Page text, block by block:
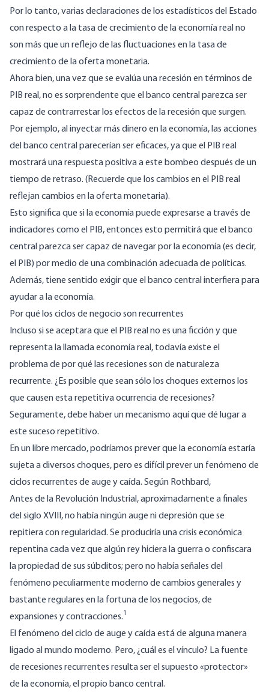
Por lo tanto, varias declaraciones de los estadísticos del Estado
con respecto a la tasa de crecimiento de la economía real no
son más que un reflejo de las fluctuaciones en la tasa de
crecimiento de la oferta monetaria.
Ahora bien, una vez que se evalúa una recesión en términos de
PIB real, no es sorprendente que el banco central parezca ser
capaz de contrarrestar los efectos de la recesión que surgen.
Por ejemplo, al inyectar más dinero en la economía, las acciones
del banco central parecerían ser eficaces, ya que el PIB real
mostrará una respuesta positiva a este bombeo después de un
tiempo de retraso. (Recuerde que los cambios en el PIB real
reflejan cambios en la oferta monetaria).
Esto significa que si la economía puede expresarse a través de
indicadores como el PIB, entonces esto permitirá que el banco
central parezca ser capaz de navegar por la economía (es decir,
el PIB) por medio de una combinación adecuada de políticas.
Además, tiene sentido exigir que el banco central interfiera para
ayudar a la economía.
Por qué los ciclos de negocio son recurrentes
Incluso si se aceptara que el PIB real no es una ficción y que
representa la llamada economía real, todavía existe el
problema de por qué las recesiones son de naturaleza
recurrente. ¿Es posible que sean sólo los choques externos los
que causen esta repetitiva ocurrencia de recesiones?
Seguramente, debe haber un mecanismo aquí que dé lugar a
este suceso repetitivo.
En un libre mercado, podríamos prever que la economía estaría
sujeta a diversos choques, pero es difícil prever un fenómeno de
ciclos recurrentes de auge y caída. Según Rothbard,
Antes de la Revolución Industrial, aproximadamente a finales
del siglo XVIII, no había ningún auge ni depresión que se
repitiera con regularidad. Se produciría una crisis económica
repentina cada vez que algún rey hiciera la guerra o confiscara
la propiedad de sus súbditos; pero no había señales del
fenómeno peculiarmente moderno de cambios generales y
bastante regulares en la fortuna de los negocios, de
expansiones y contracciones.1
El fenómeno del ciclo de auge y caída está de alguna manera
ligado al mundo moderno. Pero, ¿cuál es el vínculo? La fuente
de recesiones recurrentes resulta ser el supuesto «protector»
de la economía, el propio banco central.